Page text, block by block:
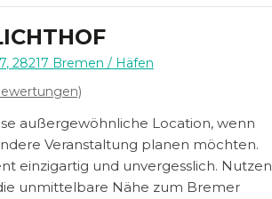
, 28217 Bremen / Häfen
außergewöhnliche Location, wenn
Veranstaltung planen möchten.
einzigartig und unvergesslich. Nutzen
unmittelbare Nähe zum Bremer